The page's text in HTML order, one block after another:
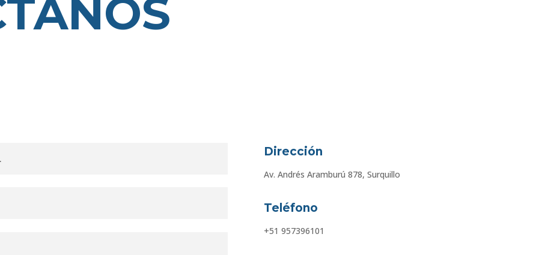
Dirección
Av. Andrés Aramburú 878, Surquillo
Teléfono
+51 957396101